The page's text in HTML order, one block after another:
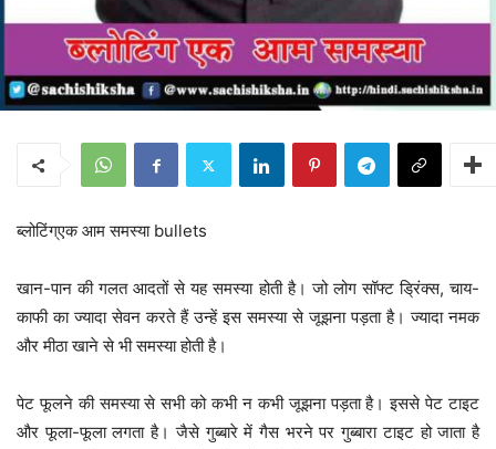
ब्लोटिंग्एक आम समस्या bullets
खान-पान की गलत आदतों से यह समस्या होती है। जो लोग सॉफ्ट ड्रिंक्स, चाय-
काफी का ज्यादा सेवन करते हैं उन्हें इस समस्या से जूझना पड़ता है। ज्यादा नमक
और मीठा खाने से भी समस्या होती है।
पेट फूलने की समस्या से सभी को कभी न कभी जूझना पड़ता है। इससे पेट टाइट
और फूला-फूला लगता है। जैसे गुब्बारे में गैस भरने पर गुब्बारा टाइट हो जाता है